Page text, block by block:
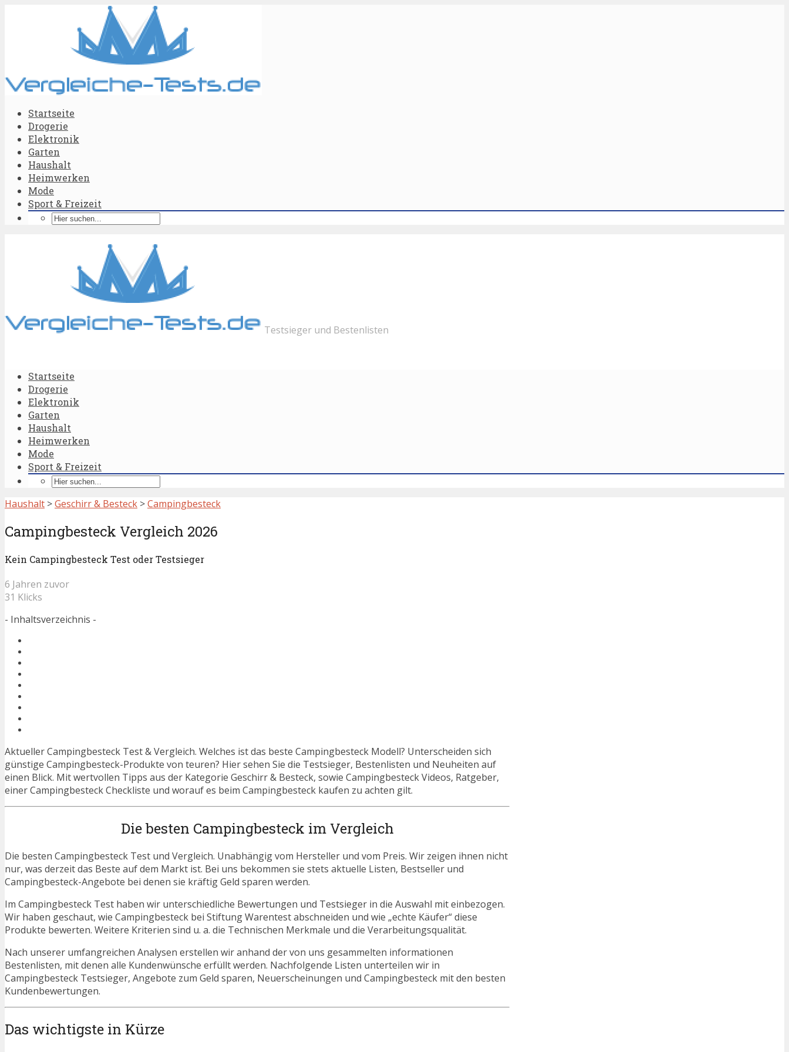
Startseite
Drogerie
Elektronik
Garten
Haushalt
Heimwerken
Mode
Sport & Freizeit
Testsieger und Bestenlisten
Startseite
Drogerie
Elektronik
Garten
Haushalt
Heimwerken
Mode
Sport & Freizeit
Haushalt >Geschirr & Besteck >Campingbesteck
Campingbesteck Vergleich 2026
Kein Campingbesteck Test oder Testsieger
6 Jahren zuvor
31 Klicks
- Inhaltsverzeichnis -
Aktueller Campingbesteck Test & Vergleich. Welches ist das beste Campingbesteck Modell? Unterscheiden sich
günstige Campingbesteck-Produkte von teuren? Hier sehen Sie die Testsieger, Bestenlisten und Neuheiten auf
einen Blick. Mit wertvollen Tipps aus der Kategorie Geschirr & Besteck, sowie Campingbesteck Videos, Ratgeber,
einer Campingbesteck Checkliste und worauf es beim Campingbesteck kaufen zu achten gilt.
Die besten Campingbesteck im Vergleich
Die besten Campingbesteck Test und Vergleich. Unabhängig vom Hersteller und vom Preis. Wir zeigen ihnen nicht
nur, was derzeit das Beste auf dem Markt ist. Bei uns bekommen sie stets aktuelle Listen, Bestseller und
Campingbesteck-Angebote bei denen sie kräftig Geld sparen werden.
Im Campingbesteck Test haben wir unterschiedliche Bewertungen und Testsieger in die Auswahl mit einbezogen.
Wir haben geschaut, wie Campingbesteck bei Stiftung Warentest abschneiden und wie „echte Käufer“ diese
Produkte bewerten. Weitere Kriterien sind u. a. die Technischen Merkmale und die Verarbeitungsqualität.
Nach unserer umfangreichen Analysen erstellen wir anhand der von uns gesammelten informationen
Bestenlisten, mit denen alle Kundenwünsche erfüllt werden. Nachfolgende Listen unterteilen wir in
Campingbesteck Testsieger, Angebote zum Geld sparen, Neuerscheinungen und Campingbesteck mit den besten
Kundenbewertungen.
Das wichtigste in Kürze